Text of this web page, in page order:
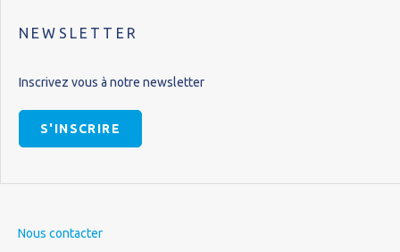
NEWSLETTER
Inscrivez vous à notre newsletter
S'INSCRIRE
Nous contacter